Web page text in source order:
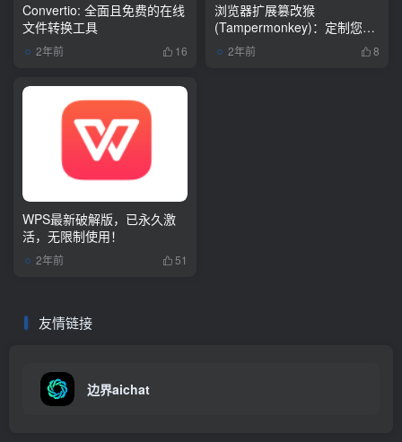
Convertio: 全面且免费的在线
文件转换工具
2年前 16
浏览器扩展篡改猴
(Tampermonkey)：定制您的
在线体验
2年前 8
WPS最新破解版，已永久激
活，无限制使用！
2年前 51
友情链接
边界aichat